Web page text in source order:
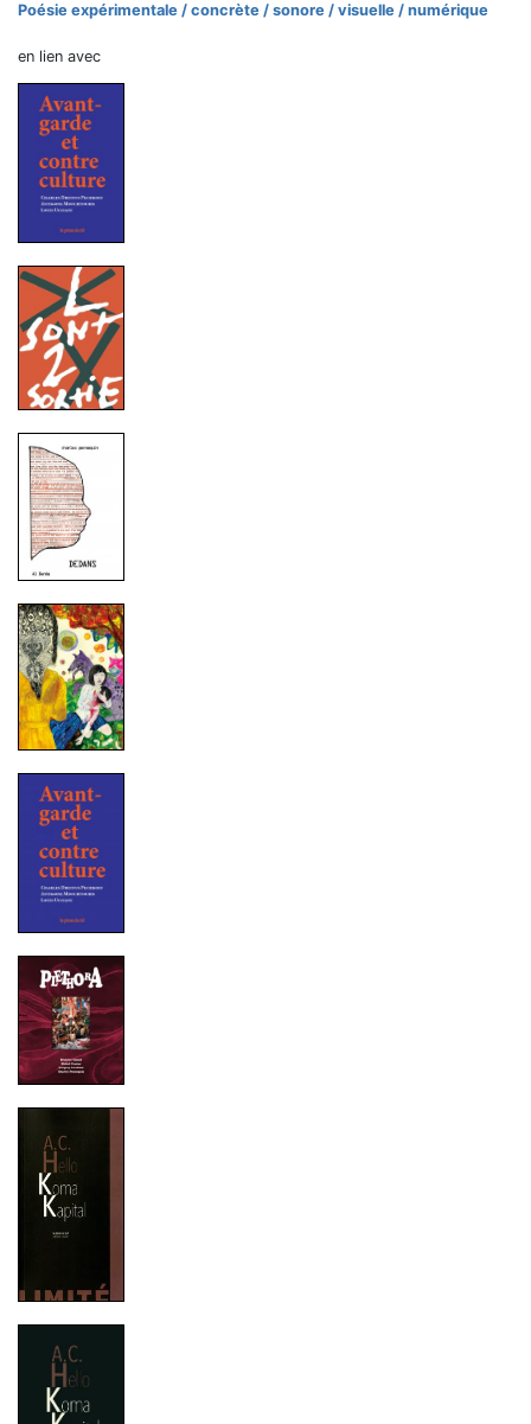
Poésie expérimentale / concrète / sonore / visuelle / numérique
en lien avec